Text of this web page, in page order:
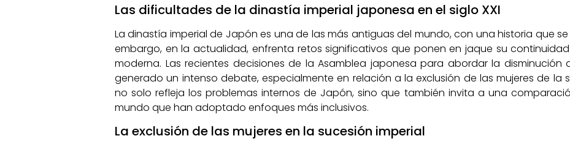
Las dificultades de la dinastía imperial japonesa en el siglo XXI
La dinastía imperial de Japón es una de las más antiguas del mundo, con una historia que
embargo, en la actualidad, enfrenta retos significativos que ponen en jaque su
moderna. Las recientes decisiones de la Asamblea japonesa para abordar la disminución
generado un intenso debate, especialmente en relación a la exclusión de las mujeres de la
no solo refleja los problemas internos de Japón, sino que también invita a una
mundo que han adoptado enfoques más inclusivos.
La exclusión de las mujeres en la sucesión imperial